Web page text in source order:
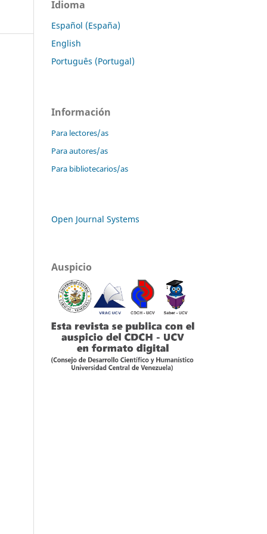
Idioma
Español (España)
English
Português (Portugal)
Información
Para lectores/as
Para autores/as
Para bibliotecarios/as
Open Journal Systems
Auspicio